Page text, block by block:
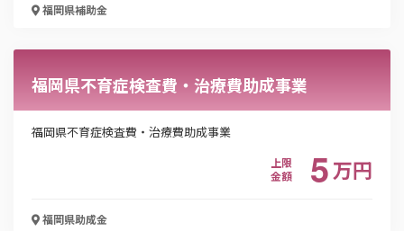
福岡県補助金
福岡県不育症検査費・治療費助成事業
福岡県不育症検査費・治療費助成事業
上限
金額
5万円
福岡県助成金